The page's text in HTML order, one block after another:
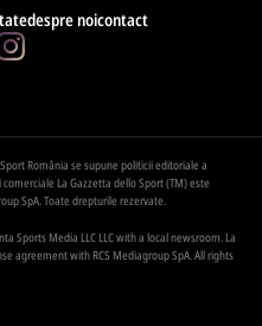
despre noicontact
România se supune politicii editoriale a
La Gazzetta dello Sport (TM) este
SpA. Toate drepturile rezervate.
Sports Media LLC LLC with a local newsroom. La
agreement with RCS Mediagroup SpA. All rights